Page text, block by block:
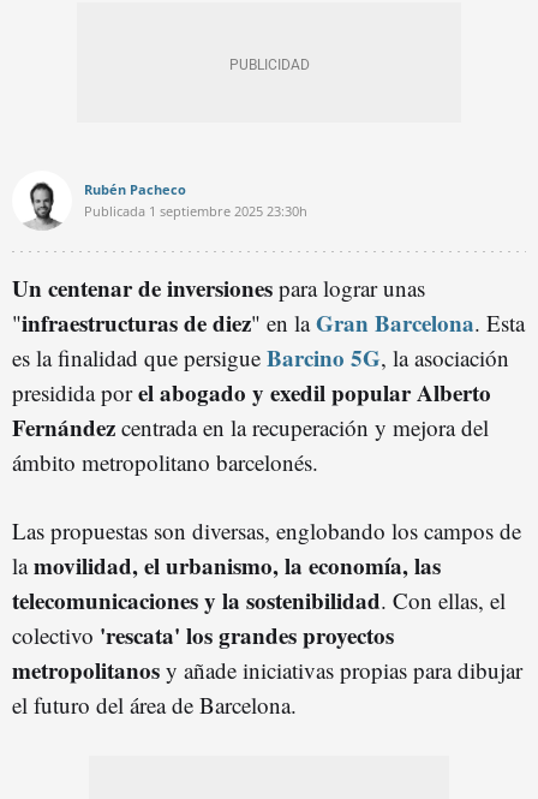
Rubén Pacheco
Publicada 1 septiembre 2025 23:30h
Un centenar de inversiones para lograr unas
"infraestructuras de diez" en laGran Barcelona. Esta
es la finalidad que persigue Barcino 5G, la asociación
presidida porel abogado y exedil popular Alberto
Fernández centrada en la recuperación y mejora del
ámbito metropolitano barcelonés.
Las propuestas son diversas, englobando los campos de
lamovilidad, el urbanismo, la economía, las
telecomunicaciones y la sostenibilidad. Con ellas, el
colectivo 'rescata' los grandes proyectos
metropolitanos y añade iniciativas propias para dibujar
el futuro del área de Barcelona.